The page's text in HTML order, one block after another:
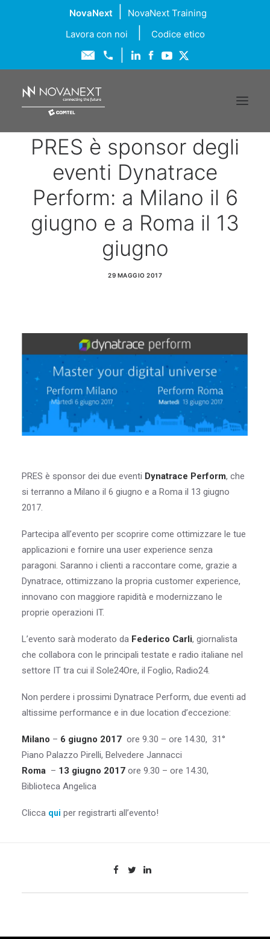
NovaNext
NovaNext Training
Lavora con noi
Codice etico
Chi siamo
Servizi
Contatti
RICERCA
PRES è sponsor degli
eventi Dynatrace
Perform: a Milano il 6
giugno e a Roma il 13
giugno
29 MAGGIO 2017
PRES è sponsor dei due eventi Dynatrace Perform, che
si terranno a Milano il 6 giugno e a Roma il 13 giugno
2017.
Partecipa all’evento per scoprire come ottimizzare le tue
applicazioni e fornire una user experience senza
paragoni. Saranno i clienti a raccontare come, grazie a
Dynatrace, ottimizzano la propria customer experience,
innovano con maggiore rapidità e modernizzano le
proprie operazioni IT.
L’evento sarà moderato da Federico Carli, giornalista
che collabora con le principali testate e radio italiane nel
settore IT tra cui il Sole24Ore, il Foglio, Radio24.
Non perdere i prossimi Dynatrace Perform, due eventi ad
altissime performance e in due location d’eccezione:
Milano – 6 giugno 2017 ore 9.30 – ore 14.30, 31°
Piano Palazzo Pirelli, Belvedere Jannacci
Roma – 13 giugno 2017 ore 9.30 – ore 14.30,
Biblioteca Angelica
Clicca qui per registrarti all’evento!